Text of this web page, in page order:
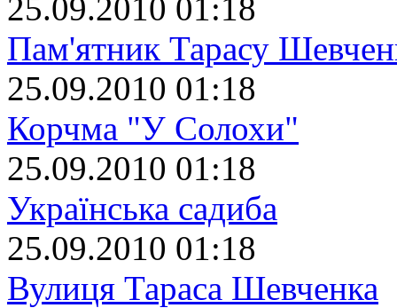
25.09.2010 01:18
Пам'ятник Тарасу
25.09.2010 01:18
Корчма "У Солохи"
25.09.2010 01:18
Українська садиба
25.09.2010 01:18
Вулиця Тараса Шевченка